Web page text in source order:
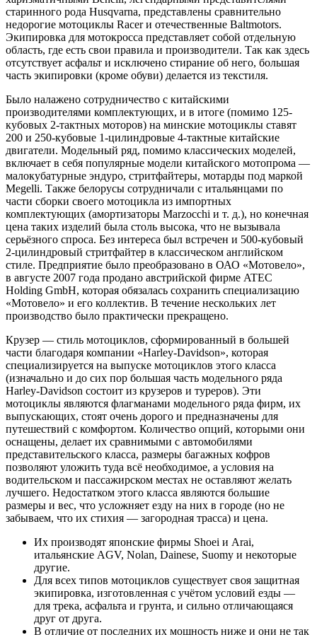
старинного рода Husqvarna, представлены сравнительно
недорогие мотоциклы Racer и отечественные Baltmotors.
Экипировка для мотокросса представляет собой отдельную
область, где есть свои правила и производители. Так как здесь
отсутствует асфальт и исключено стирание об него, большая
часть экипировки (кроме обуви) делается из текстиля.
Было налажено сотрудничество с китайскими
производителями комплектующих, и в итоге (помимо 125-
кубовых 2-тактных моторов) на минские мотоциклы ставят
200 и 250-кубовые 1-цилиндровые 4-тактные китайские
двигатели. Модельный ряд, помимо классических моделей,
включает в себя популярные модели китайского мотопрома —
малокубатурные эндуро, стритфайтеры, мотарды под маркой
Megelli. Также белорусы сотрудничали с итальянцами по
части сборки своего мотоцикла из импортных
комплектующих (амортизаторы Marzocchi и т. д.), но конечная
цена таких изделий была столь высока, что не вызывала
серьёзного спроса. Без интереса был встречен и 500-кубовый
2-цилиндровый стритфайтер в классическом английском
стиле. Предприятие было преобразовано в ОАО «Мотовело»,
в августе 2007 года продано австрийской фирме ATEC
Holding GmbH, которая обязалась сохранить специализацию
«Мотовело» и его коллектив. В течение нескольких лет
производство было практически прекращено.
Крузер — стиль мотоциклов, сформированный в большей
части благодаря компании «Harley-Davidson», которая
специализируется на выпуске мотоциклов этого класса
(изначально и до сих пор большая часть модельного ряда
Harley-Davidson состоит из крузеров и туреров). Эти
мотоциклы являются флагманами модельного ряда фирм, их
выпускающих, стоят очень дорого и предназначены для
путешествий с комфортом. Количество опций, которыми они
оснащены, делает их сравнимыми с автомобилями
представительского класса, размеры багажных кофров
позволяют уложить туда всё необходимое, а условия на
водительском и пассажирском местах не оставляют желать
лучшего. Недостатком этого класса являются большие
размеры и вес, что усложняет езду на них в городе (но не
забываем, что их стихия — загородная трасса) и цена.
Их производят японские фирмы Shoei и Arai,
итальянские AGV, Nolan, Dainese, Suomy и некоторые
другие.
Для всех типов мотоциклов существует своя защитная
экипировка, изготовленная с учётом условий езды —
для трека, асфальта и грунта, и сильно отличающаяся
друг от друга.
В отличие от последних их мощность ниже и они не так